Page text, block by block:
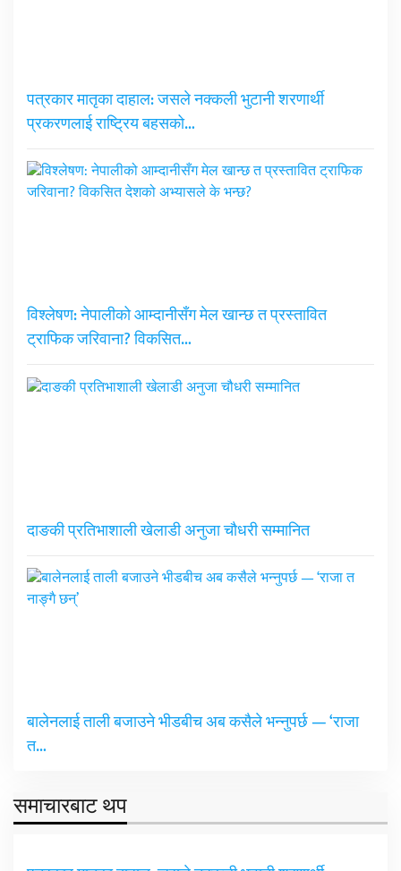
पत्रकार मातृका दाहाल: जसले नक्कली भुटानी शरणार्थी
प्रकरणलाई राष्ट्रिय बहसको…
विश्लेषण: नेपालीको आम्दानीसँग मेल खान्छ त प्रस्तावित
ट्राफिक जरिवाना? विकसित…
दाङकी प्रतिभाशाली खेलाडी अनुजा चौधरी सम्मानित
बालेनलाई ताली बजाउने भीडबीच अब कसैले भन्नुपर्छ — ‘राजा
त…
समाचारबाट थप